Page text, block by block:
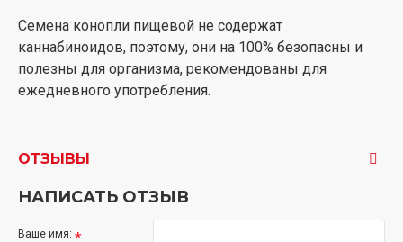
Семена конопли пищевой не содержат
каннабиноидов, поэтому, они на 100% безопасны и
полезны для организма, рекомендованы для
ежедневного употребления.
ОТЗЫВЫ
НАПИСАТЬ ОТЗЫВ
Ваше имя: